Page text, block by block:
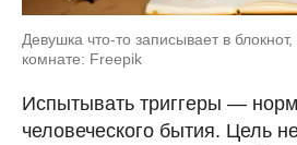
Девушка что-то записывает в
комнате: Freepik
Испытывать триггеры —
человеческого бытия. Цель